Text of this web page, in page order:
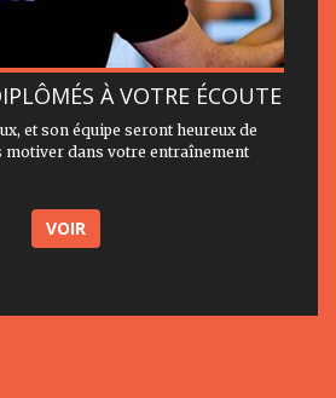
À VOTRE ÉCOUTE
et son équipe seront heureux de
motiver dans votre entraînement
VOIR